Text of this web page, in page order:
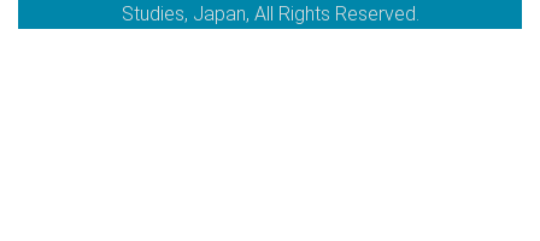
Studies, Japan, All Rights Reserved.